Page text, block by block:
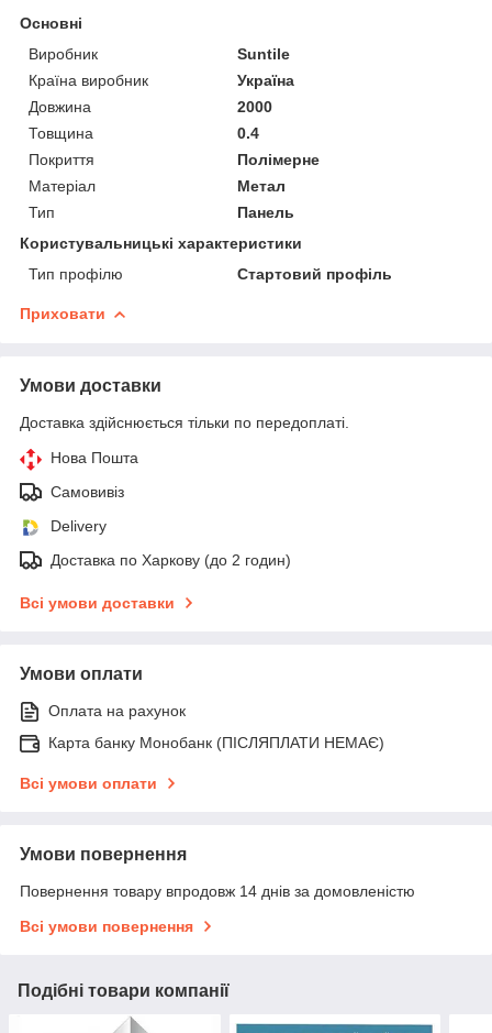
Основні
Виробник
Suntile
Країна виробник
Україна
Довжина
2000
Товщина
0.4
Покриття
Полімерне
Матеріал
Метал
Тип
Панель
Користувальницькі характеристики
Тип профілю
Стартовий профіль
Приховати
Умови доставки
Доставка здійснюється тільки по передоплаті.
Нова Пошта
Самовивіз
Delivery
Доставка по Харкову (до 2 годин)
Всі умови доставки
Умови оплати
Оплата на рахунок
Карта банку Монобанк (ПІСЛЯПЛАТИ НЕМАЄ)
Всі умови оплати
Умови повернення
Повернення товару впродовж 14 днів за домовленістю
Всі умови повернення
Подібні товари компанії